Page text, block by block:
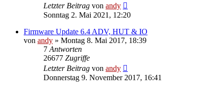
Letzter Beitrag von andy
Sonntag 2. Mai 2021, 12:20
Firmware Update 6.4 ADV, HUT & IO
von andy » Montag 8. Mai 2017, 18:39
7 Antworten
26677 Zugriffe
Letzter Beitrag von andy
Donnerstag 9. November 2017, 16:41